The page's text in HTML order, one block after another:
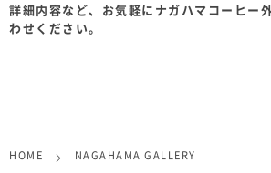
詳細内容など、お気軽にナガハマコーヒー
わせください。
HOME NAGAHAMA GALLERY